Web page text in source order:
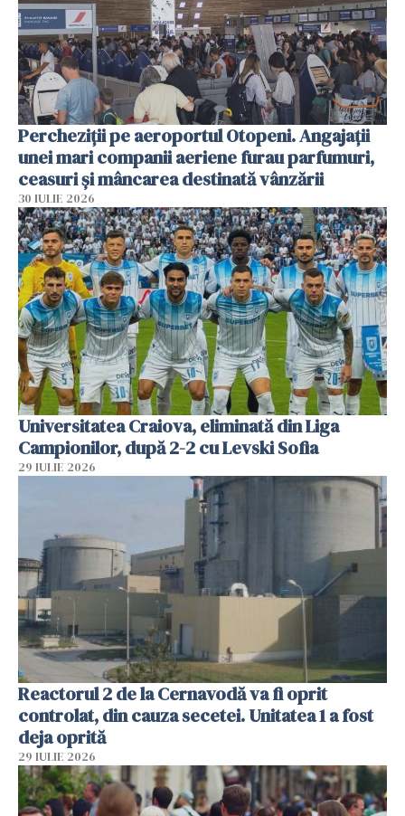
Percheziții pe aeroportul Otopeni. Angajații
unei mari companii aeriene furau parfumuri,
ceasuri și mâncarea destinată vânzării
30 IULIE 2026
Universitatea Craiova, eliminată din Liga
Campionilor, după 2-2 cu Levski Sofia
29 IULIE 2026
Reactorul 2 de la Cernavodă va fi oprit
controlat, din cauza secetei. Unitatea 1 a fost
deja oprită
29 IULIE 2026